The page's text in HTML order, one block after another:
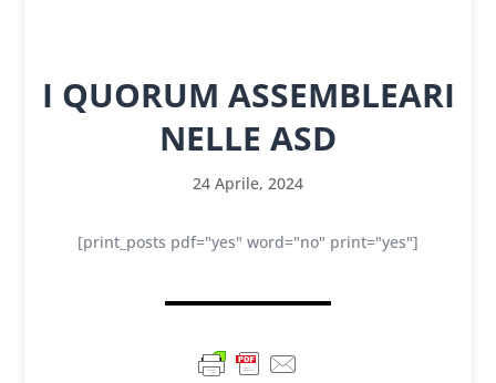
I QUORUM ASSEMBLEARI
NELLE ASD
24 Aprile, 2024
[print_posts pdf="yes" word="no" print="yes"]